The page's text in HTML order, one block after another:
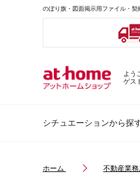
のぼり旗・図面掲示用ファイル・
よう
ゲス
シチュエーションから探
ホーム 不動産業務